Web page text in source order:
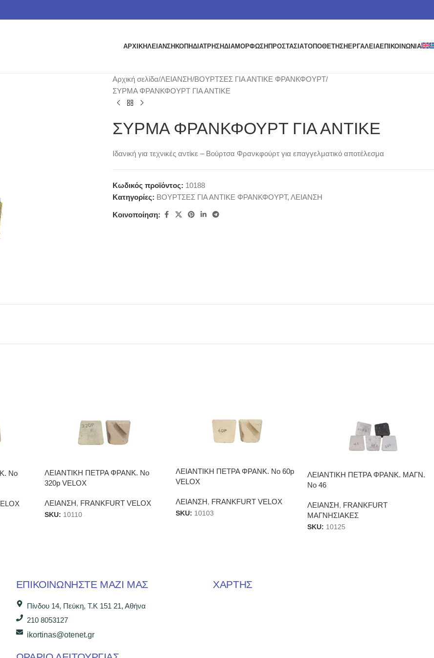
ΑΡΧΙΚΗΛΕΙΑΝΣΗ ΚΟΠΗΔΙΑΤΡΗΣΗΔΙΑΜΟΡΦΩΣΗ ΠΡΟΣΤΑΣΙΑΤΟΠΟΘΕΤΗΣΗ ΕΡΓΑΛΕΙΑΕΠΙΚΟΙΝΩΝΙΑ
Αρχική σελίδα ΛΕΙΑΝΣΗ ΒΟΥΡΤΣΕΣ ΓΙΑ ΑΝΤΙΚΕ ΦΡΑΝΚΦΟΥΡΤ
ΣΥΡΜΑ ΦΡΑΝΚΦΟΥΡΤ ΓΙΑ ΑΝΤΙΚΕ
ΣΥΡΜΑ ΦΡΑΝΚΦΟΥΡΤ ΓΙΑ ΑΝΤΙΚΕ
Ιδανική για τεχνικές αντίκε – Βούρτσα Φρανκφούρτ για επαγγελματικό αποτέλεσμα
Κωδικός προϊόντος: 10188
Κατηγορίες: ΒΟΥΡΤΣΕΣ ΓΙΑ ΑΝΤΙΚΕ ΦΡΑΝΚΦΟΥΡΤ, ΛΕΙΑΝΣΗ
Κοινοποίηση:
Νο
ΛΕΙΑΝΤΙΚΗ ΠΕΤΡΑ ΦΡΑΝΚ. Νο
320p VELOX
ΛΕΙΑΝΣΗ, FRANKFURT VELOX
SKU: 10110
ΛΕΙΑΝΤΙΚΗ ΠΕΤΡΑ ΦΡΑΝΚ. Νο 60p
VELOX
ΛΕΙΑΝΣΗ, FRANKFURT VELOX
SKU: 10103
ΛΕΙΑΝΤΙΚΗ ΠΕΤΡΑ ΦΡΑΝΚ. ΜΑΓΝ.
Νο 46
ΛΕΙΑΝΣΗ, FRANKFURT
ΜΑΓΝΗΣΙΑΚΕΣ
SKU: 10125
ΕΠΙΚΟΙΝΩΝΉΣΤΕ ΜΑΖΊ ΜΑΣ
Πίνδου 14, Πεύκη, Τ.Κ 151 21, Αθήνα
210 8053127
ikortinas@otenet.gr
ΧΑΡΤΗΣ